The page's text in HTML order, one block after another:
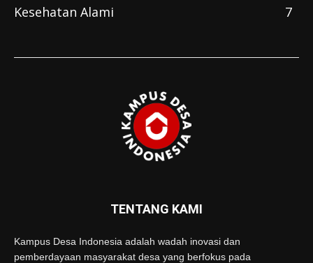
Kesehatan Alami
7
TENTANG KAMI
Kampus Desa Indonesia adalah wadah inovasi dan
pemberdayaan masyarakat desa yang berfokus pada